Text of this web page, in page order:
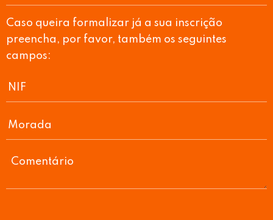
Caso queira formalizar já a sua inscrição
preencha, por favor, também os seguintes
campos: